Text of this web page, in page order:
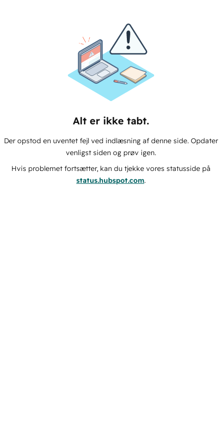
Alt er ikke tabt.
Der opstod en uventet fejl ved indlæsning af denne side. Opdater
venligst siden og prøv igen.
Hvis problemet fortsætter, kan du tjekke vores statusside på
status.hubspot.com.